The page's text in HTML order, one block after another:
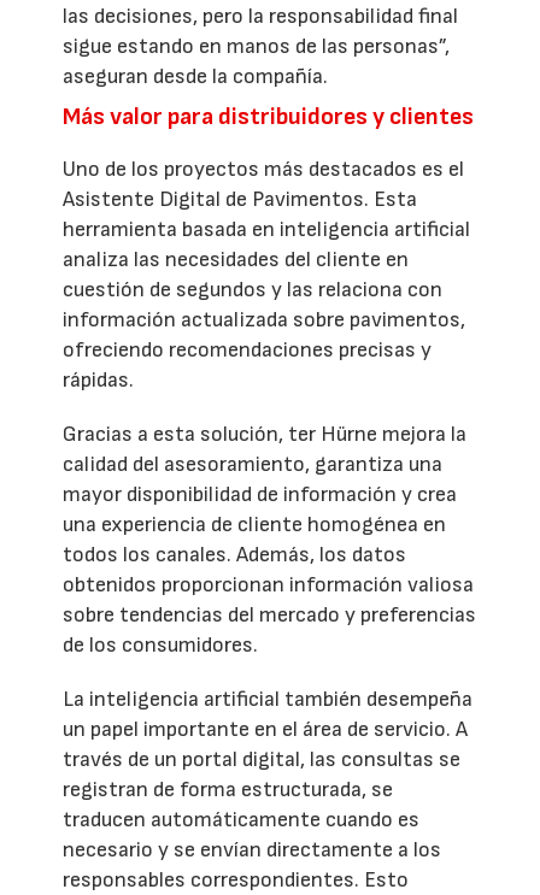
las decisiones, pero la responsabilidad final
sigue estando en manos de las personas”,
aseguran desde la compañía.
Más valor para distribuidores y clientes
Uno de los proyectos más destacados es el
Asistente Digital de Pavimentos. Esta
herramienta basada en inteligencia artificial
analiza las necesidades del cliente en
cuestión de segundos y las relaciona con
información actualizada sobre pavimentos,
ofreciendo recomendaciones precisas y
rápidas.
Gracias a esta solución, ter Hürne mejora la
calidad del asesoramiento, garantiza una
mayor disponibilidad de información y crea
una experiencia de cliente homogénea en
todos los canales. Además, los datos
obtenidos proporcionan información valiosa
sobre tendencias del mercado y preferencias
de los consumidores.
La inteligencia artificial también desempeña
un papel importante en el área de servicio. A
través de un portal digital, las consultas se
registran de forma estructurada, se
traducen automáticamente cuando es
necesario y se envían directamente a los
responsables correspondientes. Esto